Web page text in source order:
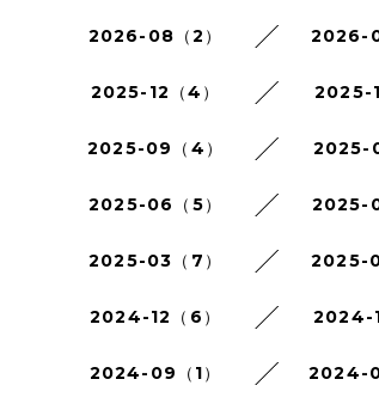
2026-08（2） 2026-
2025-12（4） 2025-
2025-09（4） 2025-
2025-06（5） 2025-
2025-03（7） 2025-
2024-12（6） 2024-
2024-09（1） 2024-